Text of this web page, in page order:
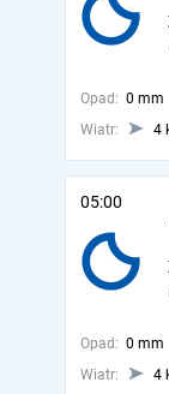
Opad: 0 mm
Wiatr:
4
05:00
Opad: 0 mm
Wiatr:
4